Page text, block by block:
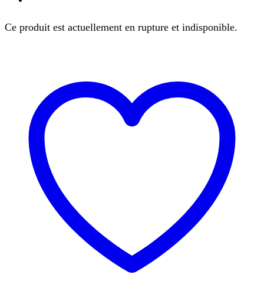
Ce produit est actuellement en rupture et indisponible.